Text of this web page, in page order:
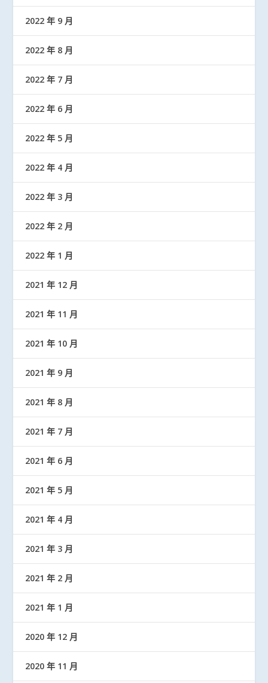
2022 年 9 月
2022 年 8 月
2022 年 7 月
2022 年 6 月
2022 年 5 月
2022 年 4 月
2022 年 3 月
2022 年 2 月
2022 年 1 月
2021 年 12 月
2021 年 11 月
2021 年 10 月
2021 年 9 月
2021 年 8 月
2021 年 7 月
2021 年 6 月
2021 年 5 月
2021 年 4 月
2021 年 3 月
2021 年 2 月
2021 年 1 月
2020 年 12 月
2020 年 11 月